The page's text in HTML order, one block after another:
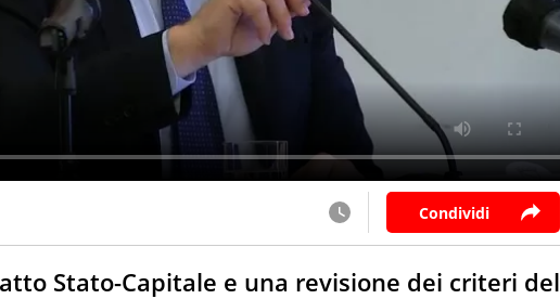
Condividi
Stato-Capitale e una revisione dei criteri del